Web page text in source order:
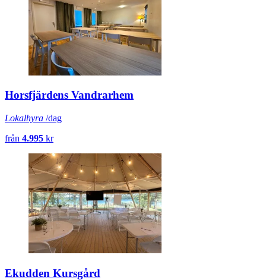
Horsfjärdens Vandrarhem
Lokalhyra /dag
från 4.995 kr
Ekudden Kursgård